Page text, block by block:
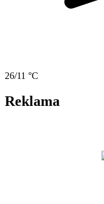
26/11 °C
Reklama